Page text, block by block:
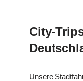
City-
Unsere